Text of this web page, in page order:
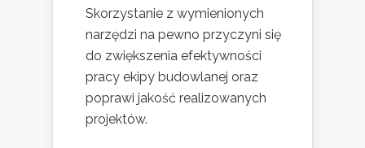
Skorzystanie z wymienionych
narzędzi na pewno przyczyni się
do zwiększenia efektywności
pracy ekipy budowlanej oraz
poprawi jakość realizowanych
projektów.